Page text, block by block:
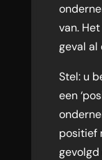
van.
geval al
Stel: u
een
positief